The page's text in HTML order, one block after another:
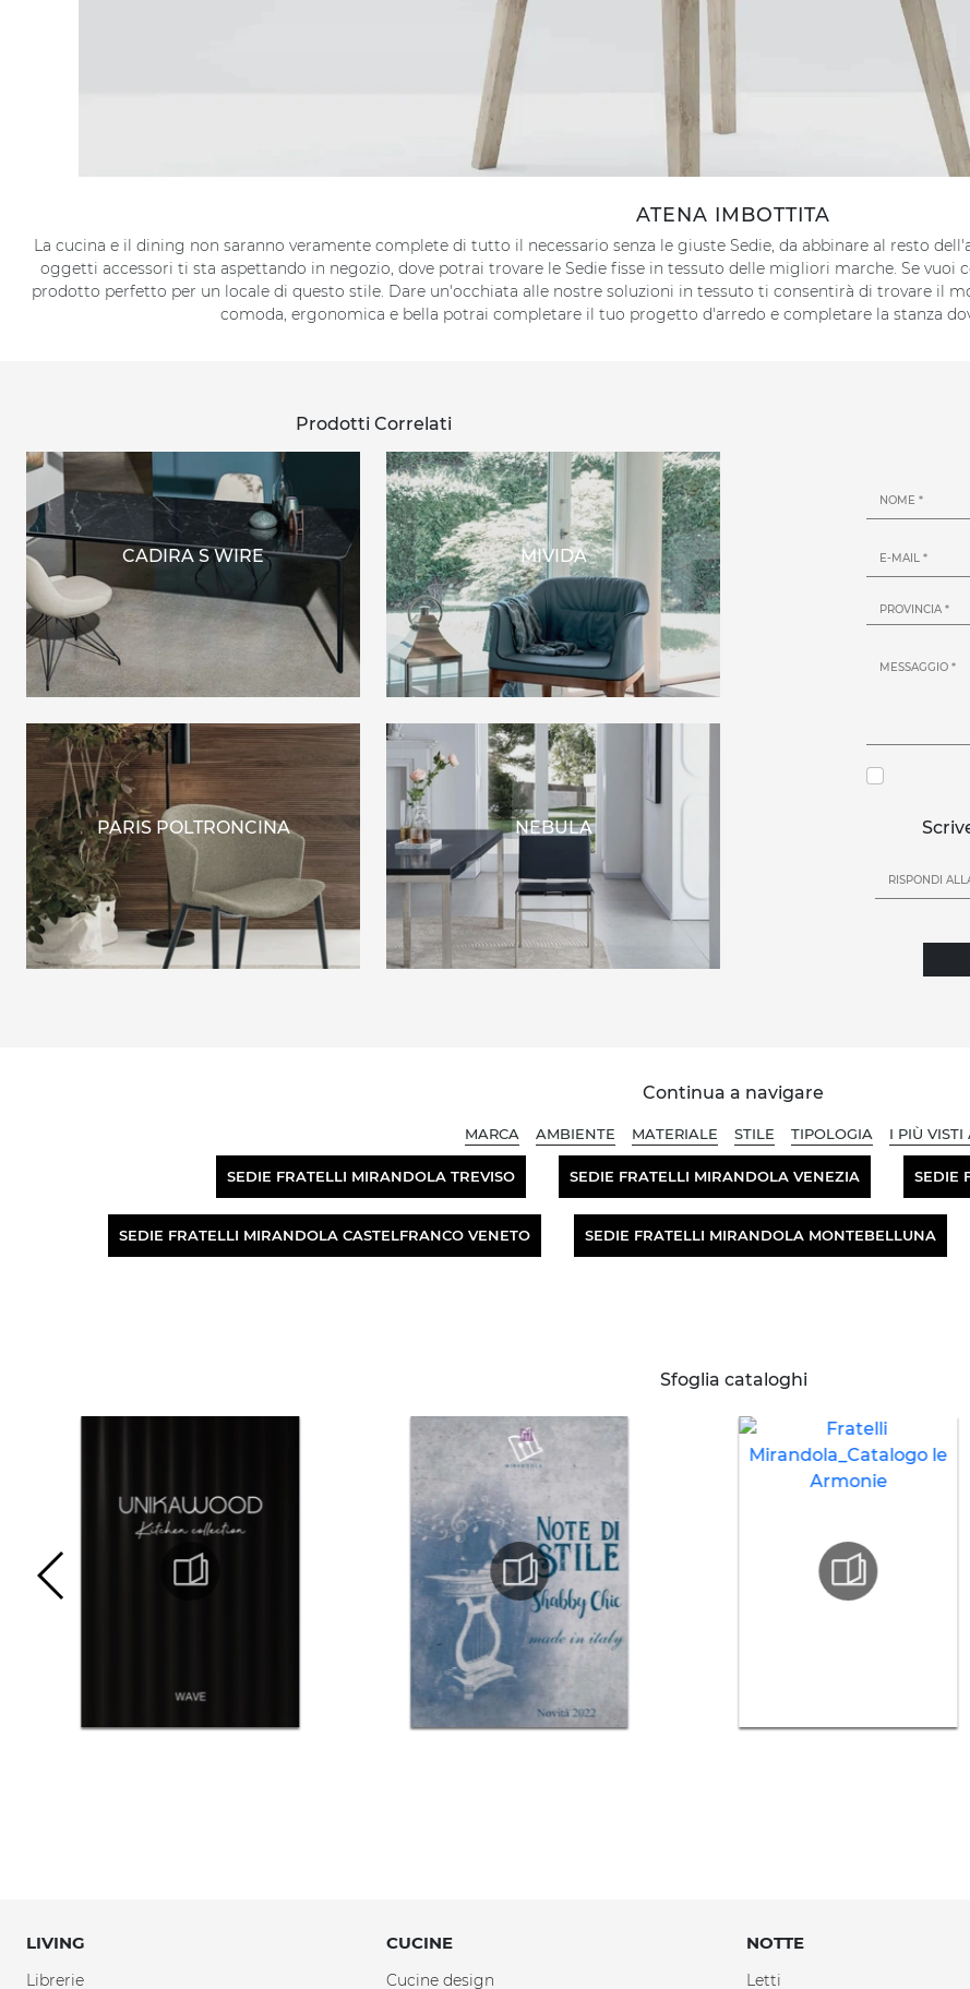
ATENA IMBOTTITA
La cucina e il dining non saranno veramente complete di tutto il necessario senza le giuste Sedie, da abbinare al resto
oggetti accessori ti sta aspettando in negozio, dove potrai trovare le Sedie fisse in tessuto delle migliori marche. Se
prodotto perfetto per un locale di questo stile. Dare un'occhiata alle nostre soluzioni in tessuto ti consentirà di trovare il
comoda, ergonomica e bella potrai completare il tuo progetto d'arredo e completare la stanza
Prodotti Correlati
CADIRA S WIRE MIVIDA
PARIS POLTRONCINA NEBULA
Continua a navigare
MARCA AMBIENTE MATERIALE STILE TIPOLOGIA I PIÙ VISTI
SEDIE FRATELLI MIRANDOLA TREVISO SEDIE FRATELLI MIRANDOLA VENEZIA SEDIE
SEDIE FRATELLI MIRANDOLA CASTELFRANCO VENETO SEDIE FRATELLI MIRANDOLA MONTEBELLUNA
Sfoglia cataloghi
LIVING
Librerie
CUCINE
Cucine design
NOTTE
Letti